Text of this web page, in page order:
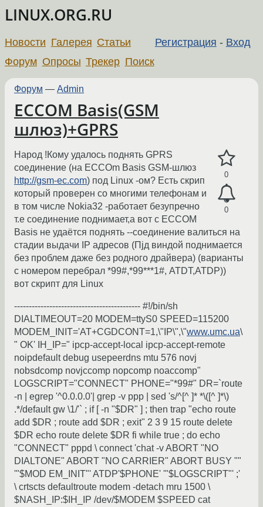
LINUX.ORG.RU
Регистрация - Вход
Новости Галерея Статьи
Форум Опросы Трекер Поиск
Форум — Admin
ECCOM Basis(GSM
шлюз)+GPRS
0
0
Народ !Кому удалось поднять GPRS
соединение (на ECCOm Basis GSM-шлюз
http://gsm-ec.com) под Linux -ом? Есть скрип
который проверен со многими телефонам и
в том числе Nokia32 -работает безупречно
т.е соединение поднимает,а вот с ECCOM
Basis не удаётся поднять --соединение валиться на
стадии выдачи IP адресов (Пjд виндой поднимается
без проблем даже без родного драйвера) (варианты
с номером перебрал *99#,*99***1#, ATDT,ATDP))
вот скрипт для Linux
------------------------------------------- #!/bin/sh
DIALTIMEOUT=20 MODEM=ttyS0 SPEED=115200
MODEM_INIT='AT+CGDCONT=1,\"IP\",\"www.umc.ua\
" OK' IH_IP=" ipcp-accept-local ipcp-accept-remote
noipdefault debug usepeerdns mtu 576 novj
nobsdcomp novjccomp nopcomp noaccomp"
LOGSCRIPT="CONNECT" PHONE="*99#" DR=`route
-n | egrep '^0.0.0.0'| grep -v ppp | sed 's/^[^ ]* *\([^ ]*\)
.*/default gw \1/'` ; if [ -n "$DR" ] ; then trap "echo route
add $DR ; route add $DR ; exit" 2 3 9 15 route delete
$DR echo route delete $DR fi while true ; do echo
"CONNECT" pppd \ connect 'chat -v ABORT "NO
DIALTONE" ABORT "NO CARRIER" ABORT BUSY ""
'"$MOD EM_INIT"' ATDP'$PHONE' '"$LOGSCRIPT"' ;'
\ crtscts defaultroute modem -detach mru 1500 \
$NASH_IP:$IH_IP /dev/$MODEM $SPEED cat